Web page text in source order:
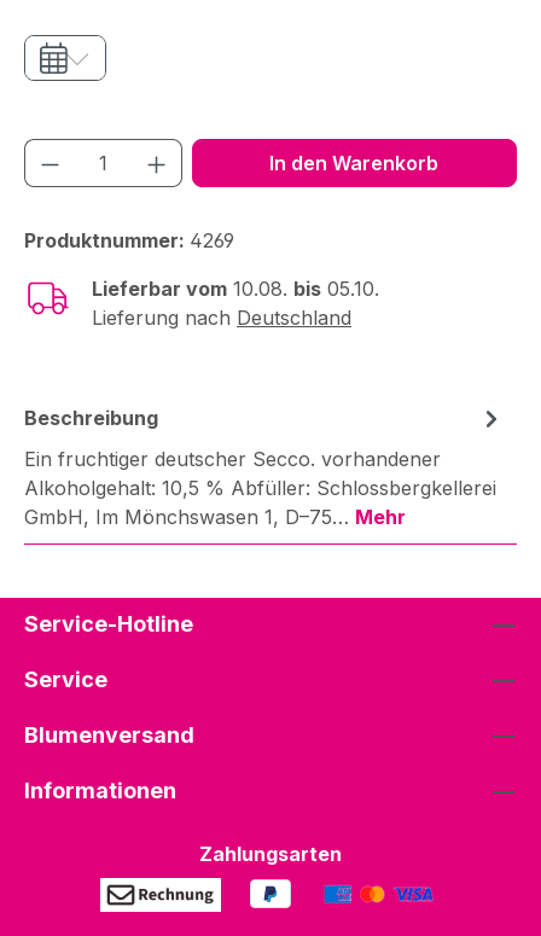
Produkt Anzahl: Gib den gewünschten
In den Warenkorb
Produktnummer: 4269
Lieferbar vom 10.08. bis 05.10.
Lieferung nach Deutschland
Beschreibung
Ein fruchtiger deutscher Secco. vorhandener
Alkoholgehalt: 10,5 % Abfüller: Schlossbergkellerei
GmbH, Im Mönchswasen 1, D–75… Mehr
Service-Hotline
Service
Blumenversand
Informationen
Zahlungsarten